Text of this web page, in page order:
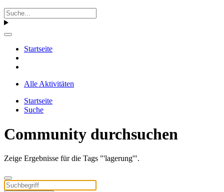
Startseite
Alle Aktivitäten
Startseite
Suche
Community durchsuchen
Zeige Ergebnisse für die Tags "'lagerung'".